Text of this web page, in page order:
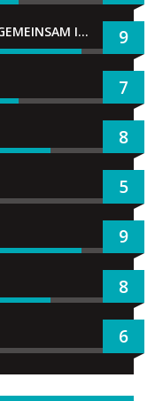
SUPER MARIO BROS. WONDER + GEMEINSAM IM BELLABEL-PARK 9
7
8
5
9
8
6